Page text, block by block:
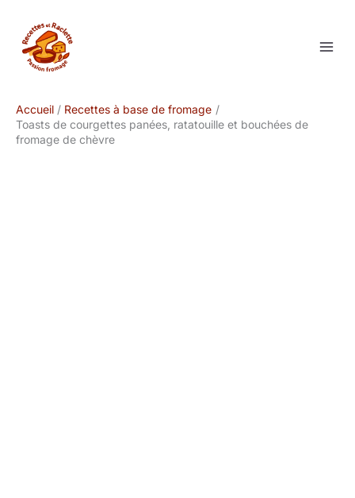
contenu
Accueil
Recettes à base de fromage
Toasts de courgettes panées, ratatouille et bouchées de
fromage de chèvre